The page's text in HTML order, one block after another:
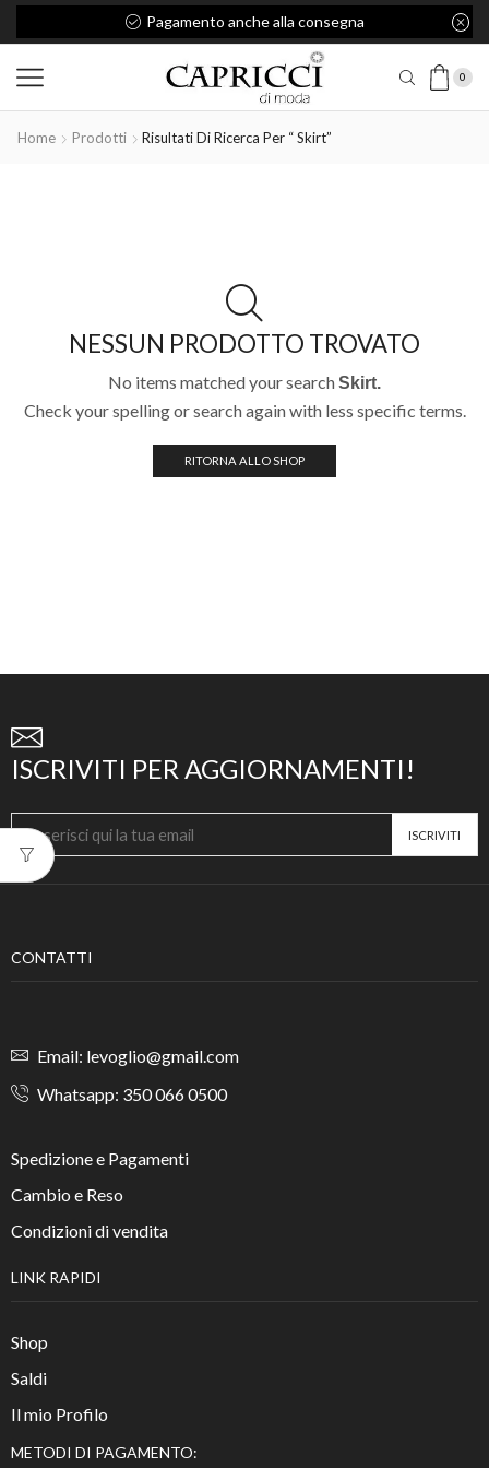
Pagamento anche alla consegna
0
Home Prodotti Risultati Di Ricerca Per “ Skirt”
NESSUN PRODOTTO TROVATO
No items matched your searchSkirt.
Check your spelling or search again with less specific terms.
RITORNA ALLO SHOP
ISCRIVITI PER AGGIORNAMENTI!
CONTATTI
Email: levoglio@gmail.com
Whatsapp: 350 066 0500
Spedizione e Pagamenti
Cambio e Reso
Condizioni di vendita
LINK RAPIDI
Shop
Saldi
Il mio Profilo
METODI DI PAGAMENTO: